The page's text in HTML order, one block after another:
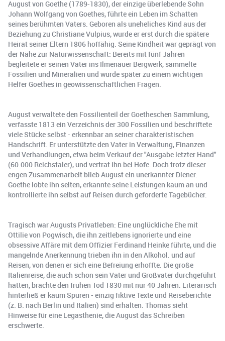
August von Goethe (1789-1830), der einzige überlebende Sohn
Johann Wolfgang von Goethes, führte ein Leben im Schatten
seines berühmten Vaters. Geboren als uneheliches Kind aus der
Beziehung zu Christiane Vulpius, wurde er erst durch die spätere
Heirat seiner Eltern 1806 hoffähig. Seine Kindheit war geprägt von
der Nähe zur Naturwissenschaft: Bereits mit fünf Jahren
begleitete er seinen Vater ins Ilmenauer Bergwerk, sammelte
Fossilien und Mineralien und wurde später zu einem wichtigen
Helfer Goethes in geowissenschaftlichen Fragen.
August verwaltete den Fossilienteil der Goetheschen Sammlung,
verfasste 1813 ein Verzeichnis der 300 Fossilien und beschriftete
viele Stücke selbst - erkennbar an seiner charakteristischen
Handschrift. Er unterstützte den Vater in Verwaltung, Finanzen
und Verhandlungen, etwa beim Verkauf der "Ausgabe letzter Hand"
(60.000 Reichstaler), und vertrat ihn bei Hofe. Doch trotz dieser
engen Zusammenarbeit blieb August ein unerkannter Diener:
Goethe lobte ihn selten, erkannte seine Leistungen kaum an und
kontrollierte ihn selbst auf Reisen durch geforderte Tagebücher.
Tragisch war Augusts Privatleben: Eine unglückliche Ehe mit
Ottilie von Pogwisch, die ihn zeitlebens ignorierte und eine
obsessive Affäre mit dem Offizier Ferdinand Heinke führte, und die
mangelnde Anerkennung trieben ihn in den Alkohol. und auf
Reisen, von denen er sich eine Befreiung erhoffte. Die große
Italienreise, die auch schon sein Vater und Großvater durchgeführt
hatten, brachte den frühen Tod 1830 mit nur 40 Jahren. Literarisch
hinterließ er kaum Spuren - einzig fiktive Texte und Reiseberichte
(z. B. nach Berlin und Italien) sind erhalten. Thomas sieht
Hinweise für eine Legasthenie, die August das Schreiben
erschwerte.